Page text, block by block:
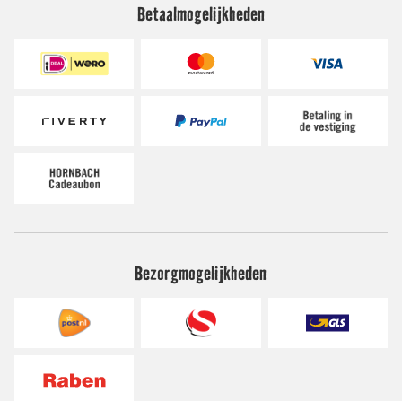
Betaalmogelijkheden
Bezorgmogelijkheden